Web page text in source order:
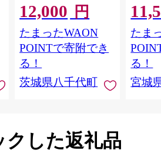
レ・山椒付き ウナギ
鰻 ふぞろい 不揃い う
な重 ひつまぶし 人気
茨城 八千代町 ふるさ
と納税 冷凍 [SF951ya]
12,000 円
たまったWAON
POINTで寄附でき
る！
茨城県八千代町
お刺し
生 生
鮭 銀
介
たま
る！
宮城
クした返礼品